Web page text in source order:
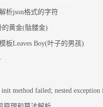
析json格式的字符
的黄金(骷髅金)
板Leaves Boy(叶子的男孩)
method failed; nested exception